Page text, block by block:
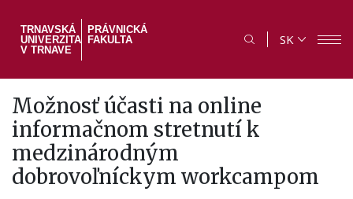
hlavný
TRNAVSKÁ
UNIVERZITA
V TRNAVE
PRÁVNICKÁ
FAKULTA
SK
Možnosť účasti na online
informačnom stretnutí k
medzinárodným
dobrovoľníckym workcampom